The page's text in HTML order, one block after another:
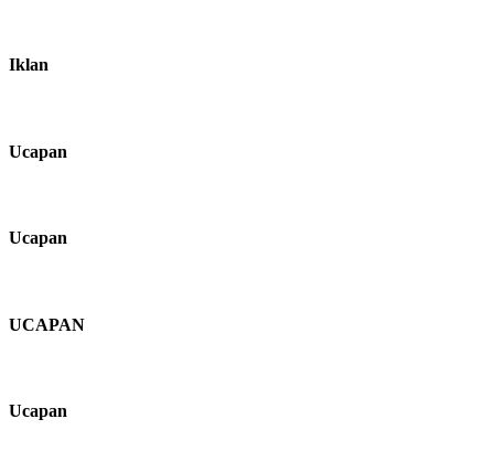
Iklan
Ucapan
Ucapan
UCAPAN
Ucapan